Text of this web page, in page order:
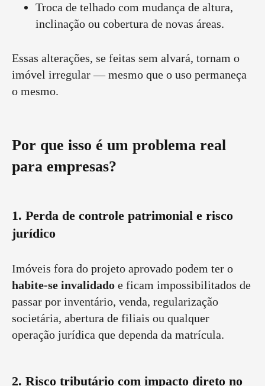
Troca de telhado com mudança de altura,
inclinação ou cobertura de novas áreas.
Essas alterações, se feitas sem alvará, tornam o
imóvel irregular — mesmo que o uso permaneça
o mesmo.
Por que isso é um problema real
para empresas?
1. Perda de controle patrimonial e risco
jurídico
Imóveis fora do projeto aprovado podem ter o
habite-se invalidado e ficam impossibilitados de
passar por inventário, venda, regularização
societária, abertura de filiais ou qualquer
operação jurídica que dependa da matrícula.
2. Risco tributário com impacto direto no